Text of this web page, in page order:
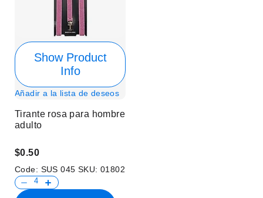
Show Product
Info
Añadir a la lista de deseos
Tirante rosa para hombre
adulto
$0.50
Code: SUS 045 SKU:01802